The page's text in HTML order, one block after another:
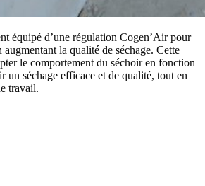
équipé d’une régulation Cogen’Air pour
la qualité de séchage. Cette
le comportement du séchoir en fonction
un séchage efficace et de qualité, tout en
travail.